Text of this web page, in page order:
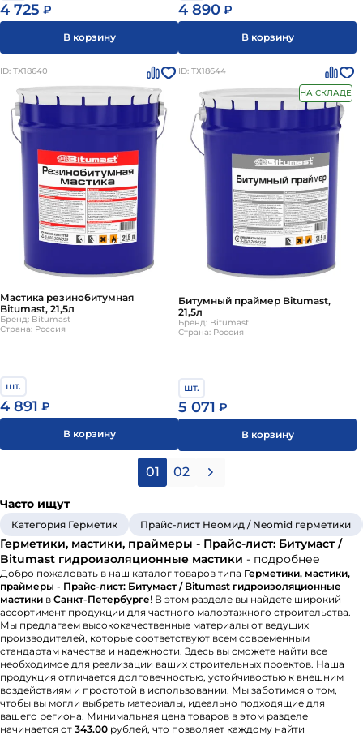
4 725 ₽
В корзину
4 890 ₽
В корзину
ID: ТХ18640
Мастика резинобитумная
Bitumast, 21,5л
Бренд: Bitumast
Страна: Россия
шт.
4 891 ₽
В корзину
ID: ТХ18644
НА СКЛАДЕ
Битумный праймер Bitumast,
21,5л
Бренд: Bitumast
Страна: Россия
шт.
5 071 ₽
В корзину
01 02
Часто ищут
Категория Герметик Прайс-лист Неомид / Neomid герметики
Герметики, мастики, праймеры - Прайс-лист: Битумаст /
Bitumast гидроизоляционные мастики - подробнее
Добро пожаловать в наш каталог товаров типа Герметики, мастики,
праймеры - Прайс-лист: Битумаст / Bitumast гидроизоляционные
мастики в Санкт-Петербурге! В этом разделе вы найдете широкий
ассортимент продукции для частного малоэтажного строительства.
Мы предлагаем высококачественные материалы от ведущих
производителей, которые соответствуют всем современным
стандартам качества и надежности. Здесь вы сможете найти все
необходимое для реализации ваших строительных проектов. Наша
продукция отличается долговечностью, устойчивостью к внешним
воздействиям и простотой в использовании. Мы заботимся о том,
чтобы вы могли выбрать материалы, идеально подходящие для
вашего региона. Минимальная цена товаров в этом разделе
начинается от 343.00 рублей, что позволяет каждому найти